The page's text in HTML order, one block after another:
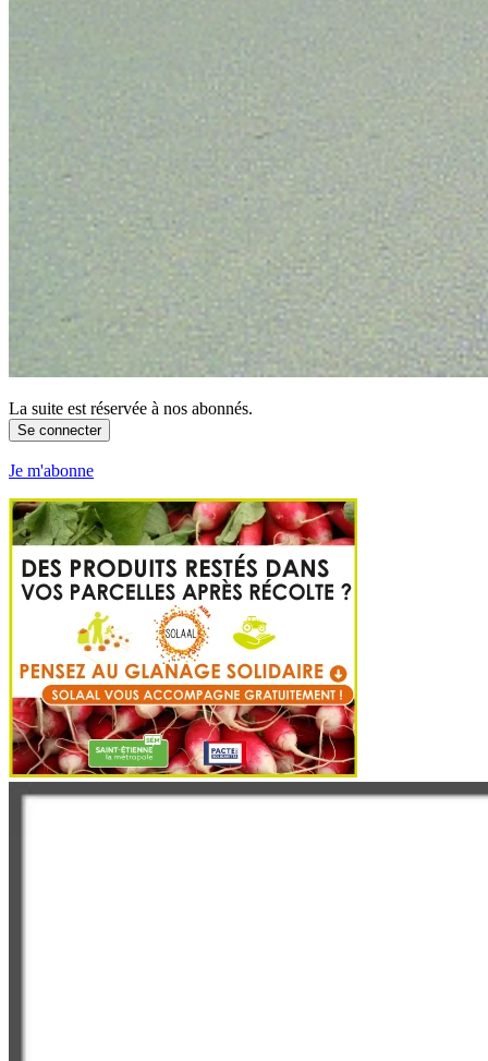
La suite est réservée à nos abonnés.
Se connecter
Je m'abonne